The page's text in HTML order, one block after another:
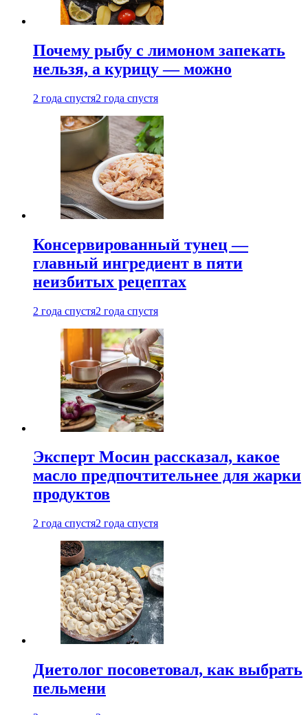
Почему рыбу с лимоном запекать
нельзя, а курицу — можно
2 года спустя2 года спустя
Консервированный тунец —
главный ингредиент в пяти
неизбитых рецептах
2 года спустя2 года спустя
Эксперт Мосин рассказал, какое
масло предпочтительнее для жарки
продуктов
2 года спустя2 года спустя
Диетолог посоветовал, как выбрать
пельмени